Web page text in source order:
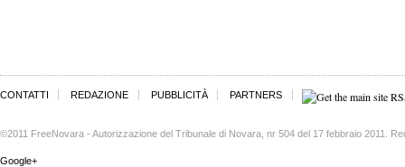
CONTATTI REDAZIONE PUBBLICITÀ PARTNERS
©2011 FreeNovara - Autorizzazione del Tribunale di Novara, nr 504 del 17 febbraio 2011.
Google+